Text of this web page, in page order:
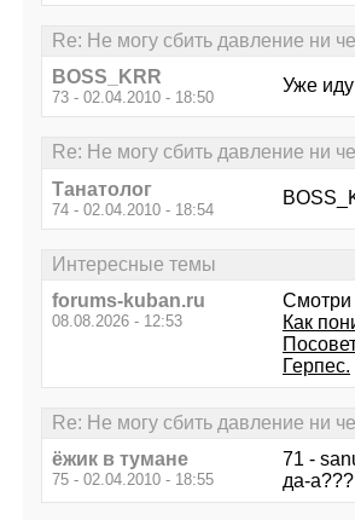
Re: Не могу сбить давление ни
BOSS_KRR
73 - 02.04.2010 - 18:50
Уже
Re: Не могу сбить давление ни
Танатолог
74 - 02.04.2010 - 18:54
Интересные темы
forums-kuban.ru
08.08.2026 - 12:53
Смотри
Как
Герпес.
Re: Не могу сбить давление ни
ёжик в тумане
75 - 02.04.2010 - 18:55
71 -
да-